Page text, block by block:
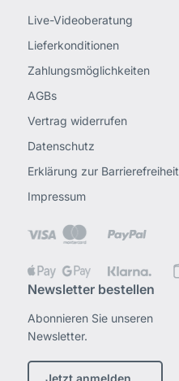
Live-Videoberatung
Lieferkonditionen
Zahlungsmöglichkeiten
AGBs
Vertrag widerrufen
Datenschutz
Erklärung zur Barrierefreiheit
Impressum
Newsletter bestellen
Abonnieren Sie unseren
Newsletter.
Jetzt anmelden